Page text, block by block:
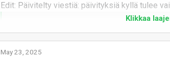
Edit: Päivitelty viestiä: päivityksiä kyllä tulee
Mikä toi eSIM mahdollisuus on? Ei mainittu
Klikkaa
May 23, 2025